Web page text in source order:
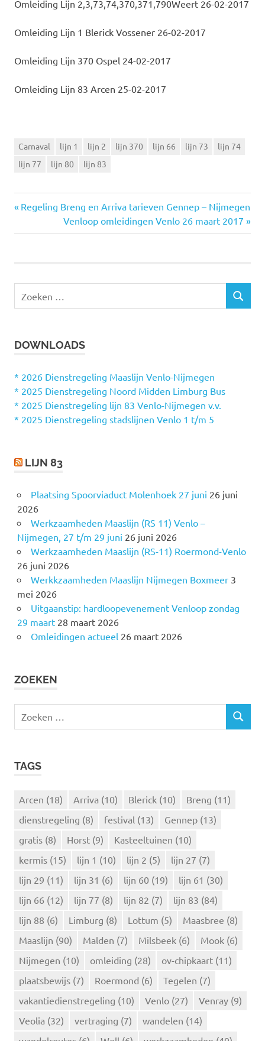
Omleiding Lijn 2,3,73,74,370,371,790Weert 26-02-2017
Omleiding Lijn 1 Blerick Vossener 26-02-2017
Omleiding Lijn 370 Ospel 24-02-2017
Omleiding Lijn 83 Arcen 25-02-2017
Carnaval lijn 1 lijn 2 lijn 370 lijn 66 lijn 73
lijn 74
lijn 77
lijn 80 lijn 83
Bericht
Vorige
Regeling Breng en Arriva tarieven Gennep – Nijmegen
Volgende
bericht:
Venloop omleidingen Venlo 26 maart 2017
e
n
a
a
r
Z
DOWNLOADS
* 2026 Dienstregeling Maaslijn Venlo-Nijmegen
* 2025 Dienstregeling Noord Midden Limburg Bus
* 2025 Dienstregeling lijn 83 Venlo-Nijmegen v.v.
* 2025 Dienstregeling stadslijnen Venlo 1 t/m 5
LIJN 83
Plaatsing Spoorviaduct Molenhoek 27 juni 26 juni
2026
Werkzaamheden Maaslijn (RS 11) Venlo –
Nijmegen, 27 t/m 29 juni 26 juni 2026
Werkzaamheden Maaslijn (RS-11) Roermond-Venlo
26 juni 2026
Werkkzaamheden Maaslijn Nijmegen Boxmeer 3
mei 2026
Uitgaanstip: hardloopevenement Venloop zondag
29 maart 28 maart 2026
Omleidingen actueel 26 maart 2026
ZOEKEN
e
Z
TAGS
Arcen (18) Arriva (10) Blerick (10) Breng (11)
dienstregeling (8) festival (13) Gennep (13)
gratis (8) Horst (9) Kasteeltuinen (10)
kermis (15) lijn 1 (10) lijn 2 (5) lijn 27 (7)
lijn 29 (11) lijn 31 (6) lijn 60 (19) lijn 61 (30)
lijn 66 (12) lijn 77 (8) lijn 82 (7) lijn 83 (84)
lijn 88 (6) Limburg (8) Lottum (5) Maasbree (8)
Maaslijn (90) Malden (7) Milsbeek (6) Mook (6)
Nijmegen (10) omleiding (28) ov-chipkaart (11)
plaatsbewijs (7) Roermond (6) Tegelen (7)
vakantiedienstregeling (10) Venlo (27) Venray (9)
Veolia (32) vertraging (7) wandelen (14)